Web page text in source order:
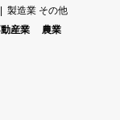
製造業 その他
産業
農業